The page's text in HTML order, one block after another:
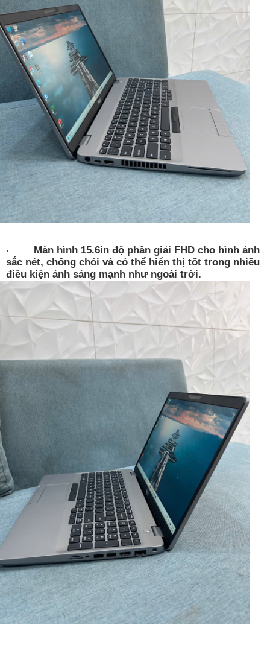
·
Màn hình 15.6in độ phân giải FHD cho hình ảnh
sắc nét, chống chói và có thể hiển thị tốt trong nhiều
điều kiện ánh sáng mạnh như ngoài trời.